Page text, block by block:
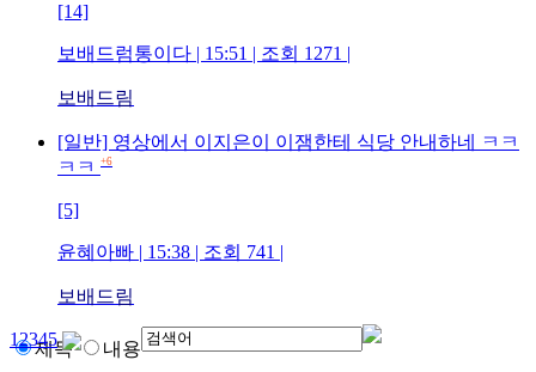
[14]
보배드럼통이다 | 15:51 | 조회 1271 |
보배드림
[일반] 영상에서 이지은이 이잼한테 식당 안내하네 ㅋㅋ
ㅋㅋ
+6
[5]
윤혜아빠 | 15:38 | 조회 741 |
보배드림
12345
제목 내용